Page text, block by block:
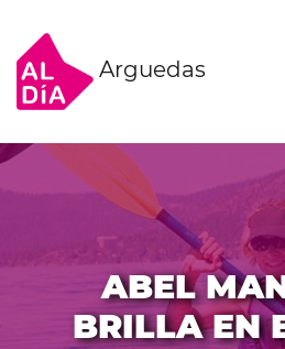
Arguedas
ABEL
BRILLA EN